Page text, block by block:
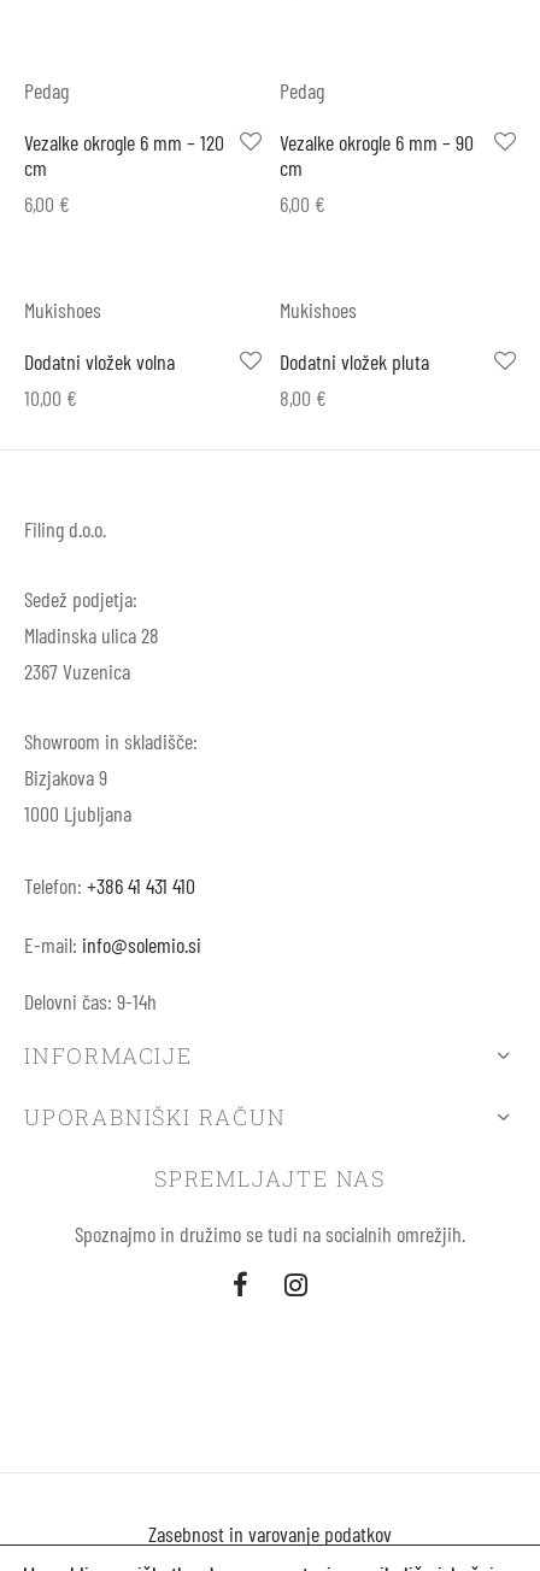
Pedag
Vezalke okrogle 6 mm – 120
cm
6,00 €
Pedag
Vezalke okrogle 6 mm – 90
cm
6,00 €
Mukishoes
Dodatni vložek volna
10,00 €
Mukishoes
Dodatni vložek pluta
8,00 €
Filing d.o.o.
Sedež podjetja:
Mladinska ulica 28
2367 Vuzenica
Showroom in skladišče:
Bizjakova 9
1000 Ljubljana
Telefon: +386 41 431 410
E-mail: info@solemio.si
Delovni čas: 9-14h
INFORMACIJE
UPORABNIŠKI RAČUN
SPREMLJAJTE NAS
Spoznajmo in družimo se tudi na socialnih omrežjih.
Zasebnost in varovanje podatkov